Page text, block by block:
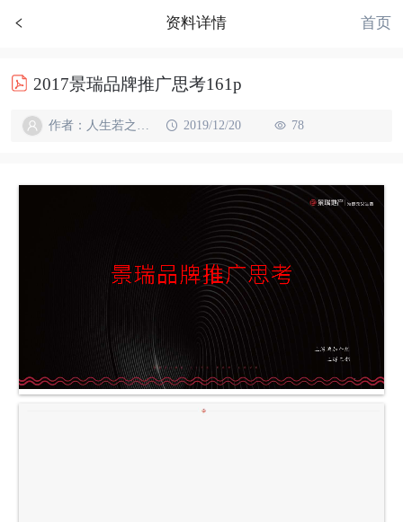
资料详情 首页
2017景瑞品牌推广思考161p
作者：人生若之如初见 2019/12/20 78